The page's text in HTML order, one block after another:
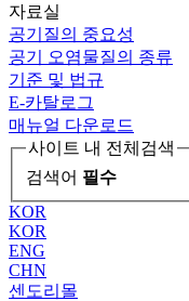
자료실
공기질의 중요성
공기 오염물질의 종류
기준 및 법규
E-카탈로그
매뉴얼 다운로드
사이트 내 전체검색
검색어 필수
KOR
KOR
ENG
CHN
센도리몰